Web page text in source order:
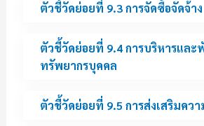
ตัวชี้วัดย่อยที่ 9.3 การจัดซื้อจัดจ้าง
ตัวชี้วัดย่อยที่ 9.4 การบริหารแล
ทรัพยากรบุคคล
ตัวชี้วัดย่อยที่ 9.5 การส่งเสริมควา